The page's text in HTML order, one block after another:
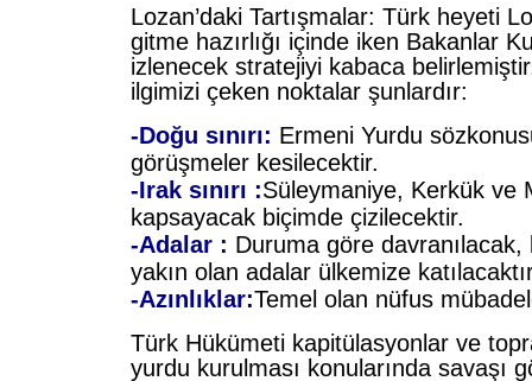
Lozan’daki Tartışmalar: Türk heyeti
gitme hazırlığı içinde iken Bakanlar
izlenecek stratejiyi kabaca
ilgimizi çeken noktalar şunlardır:
-Doğu sınırı: Ermeni Yurdu
görüşmeler kesilecektir.
-Irak sınırı :Süleymaniye, Kerkük ve
kapsayacak biçimde çizilecektir.
-Adalar : Duruma göre davranılacak,
yakın olan adalar ülkemize
-Azınlıklar:Temel olan nüfus
Türk Hükümeti kapitülasyonlar ve
yurdu kurulması konularında savaşı